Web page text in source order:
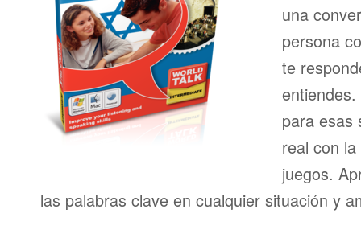
una
persona
te
para esas
real con
juegos.
las palabras clave en cualquier situación y